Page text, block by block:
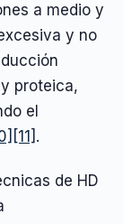
a medio y
y no
proteica,
el
[11] .
de HD